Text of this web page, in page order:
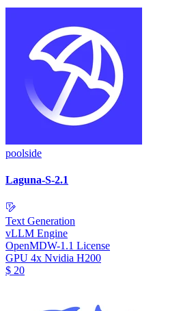
poolside
Laguna-S-2.1
Text Generation
vLLM Engine
OpenMDW-1.1 License
GPU 4x Nvidia H200
$ 20